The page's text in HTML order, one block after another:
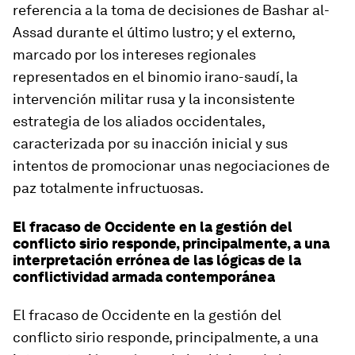
referencia a la toma de decisiones de Bashar al-
Assad durante el último lustro; y el externo,
marcado por los intereses regionales
representados en el binomio irano-saudí, la
intervención militar rusa y la inconsistente
estrategia de los aliados occidentales,
caracterizada por su inacción inicial y sus
intentos de promocionar unas negociaciones de
paz totalmente infructuosas.
El fracaso de Occidente en la gestión del
conflicto sirio responde, principalmente, a una
interpretación errónea de las lógicas de la
conflictividad armada contemporánea
El fracaso de Occidente en la gestión del
conflicto sirio responde, principalmente, a una